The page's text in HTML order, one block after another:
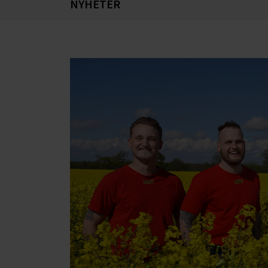
NYHETER